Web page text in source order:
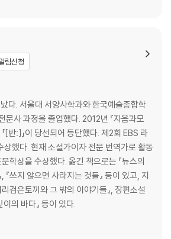
림신청
다. 서울대 서양사학과와 한국예술종합학
문사 과정을 졸업했다. 2012년 『자음과모
[반ː]」이 당선되어 등단했다. 제2회 EBS 라
상했다. 현재 소설가이자 전문 번역가로 활동
학상을 수상했다. 옮긴 책으로는 『뉴스의
, 『쓰지 않으면 사라지는 것들』 등이 있고, 지
검은토끼와 그 밖의 이야기들』, 장편소설
이의 바다』 등이 있다.